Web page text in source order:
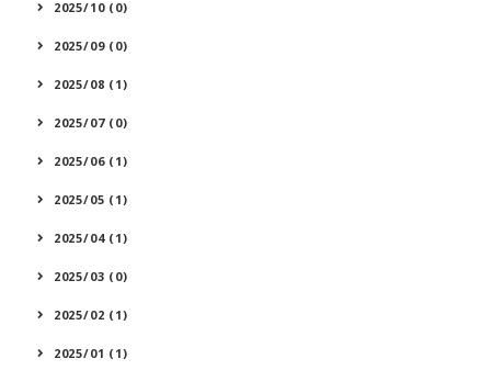
2025/10 (0)
2025/09 (0)
2025/08 (1)
2025/07 (0)
2025/06 (1)
2025/05 (1)
2025/04 (1)
2025/03 (0)
2025/02 (1)
2025/01 (1)